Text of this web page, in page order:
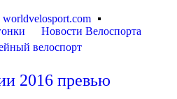
worldvelosport.com
Новости Велоспорта
велоспорт
2016 превью